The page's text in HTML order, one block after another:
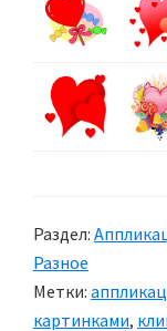
Раздел:
Разное
Метки:
картинками,